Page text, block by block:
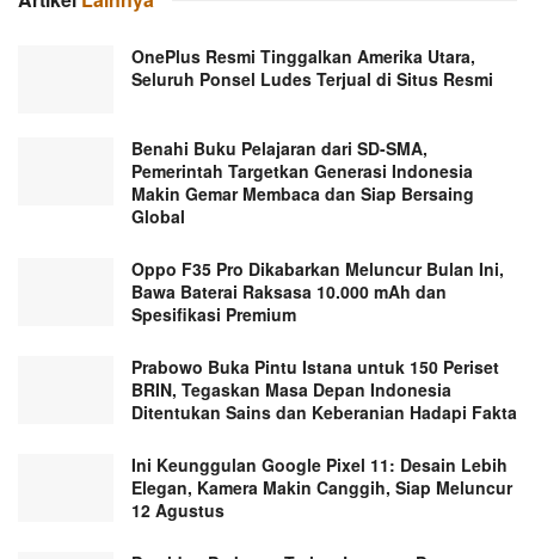
OnePlus Resmi Tinggalkan Amerika Utara,
Seluruh Ponsel Ludes Terjual di Situs Resmi
Benahi Buku Pelajaran dari SD-SMA,
Pemerintah Targetkan Generasi Indonesia
Makin Gemar Membaca dan Siap Bersaing
Global
Oppo F35 Pro Dikabarkan Meluncur Bulan Ini,
Bawa Baterai Raksasa 10.000 mAh dan
Spesifikasi Premium
Prabowo Buka Pintu Istana untuk 150 Periset
BRIN, Tegaskan Masa Depan Indonesia
Ditentukan Sains dan Keberanian Hadapi Fakta
Ini Keunggulan Google Pixel 11: Desain Lebih
Elegan, Kamera Makin Canggih, Siap Meluncur
12 Agustus